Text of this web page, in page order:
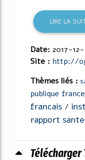
LIRE LA
Date: 2017-
Site : http://
Thèmes liés :
publique
francais /
rapport